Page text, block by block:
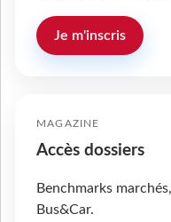
Je m'inscris
MAGAZINE
Accès dossiers
Benchmarks
Bus&Car.